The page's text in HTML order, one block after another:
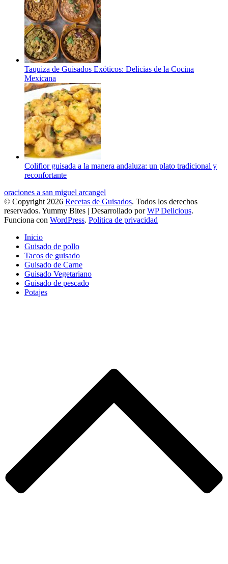
Taquiza de Guisados Exóticos: Delicias de la Cocina
Mexicana
Coliflor guisada a la manera andaluza: un plato tradicional y
reconfortante
oraciones a san miguel arcangel
© Copyright 2026 Recetas de Guisados. Todos los derechos
reservados. Yummy Bites | Desarrollado porWP Delicious.
Funciona con WordPress. Politica de privacidad
Inicio
Guisado de pollo
Tacos de guisado
Guisado de Carne
Guisado Vegetariano
Guisado de pescado
Potajes